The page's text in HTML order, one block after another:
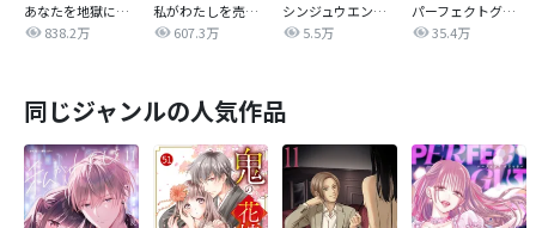
あなたを地獄に堕とすまで
838.2万
私がわたしを売る理由
607.3万
シンジュウエンド【タテヨミ】
5.5万
パーフェクトグリッター
35.4万
同じジャンルの人気作品